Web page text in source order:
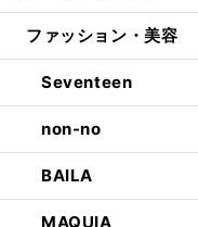
ファッション・美容
Seventeen
non-no
BAILA
MAQUIA